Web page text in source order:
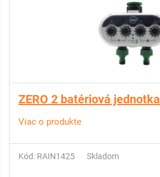
ZERO 2 batériová jednotka
Viac o produkte
Kód: RAIN1425 Skladom